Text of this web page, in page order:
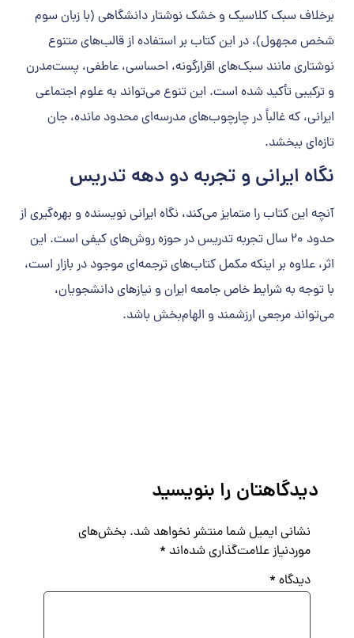
برخلاف سبک کلاسیک و خشک نوشتار دانشگاهی (با زبان سوم
شخص مجهول)، در این کتاب بر استفاده از قالب‌های متنوع
نوشتاری مانند سبک‌های اقرارگونه، احساسی، عاطفی، پست‌مدرن
و ترکیبی تأکید شده است. این تنوع می‌تواند به علوم اجتماعی
ایرانی، که غالباً در چارچوب‌های مدرسه‌ای محدود مانده، جان
تازه‌ای ببخشد.
نگاه ایرانی و تجربه دو دهه تدریس
آنچه این کتاب را متمایز می‌کند، نگاه ایرانی نویسنده و بهره‌گیری از
حدود ۲۰ سال تجربه تدریس در حوزه روش‌های کیفی است. این
اثر، علاوه بر اینکه مکمل کتاب‌های ترجمه‌ای موجود در بازار است،
با توجه به شرایط خاص جامعه ایران و نیازهای دانشجویان،
می‌تواند مرجعی ارزشمند و الهام‌بخش باشد.
دیدگاهتان را بنویسید
نشانی ایمیل شما منتشر نخواهد شد. بخش‌های
موردنیاز علامت‌گذاری شده‌اند *
دیدگاه *